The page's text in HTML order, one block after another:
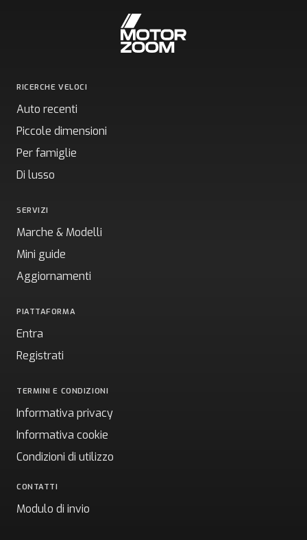
RICERCHE VELOCI
Auto recenti
Piccole dimensioni
Per famiglie
Di lusso
SERVIZI
Marche & Modelli
Mini guide
Aggiornamenti
PIATTAFORMA
Entra
Registrati
TERMINI E CONDIZIONI
Informativa privacy
Informativa cookie
Condizioni di utilizzo
CONTATTI
Modulo di invio